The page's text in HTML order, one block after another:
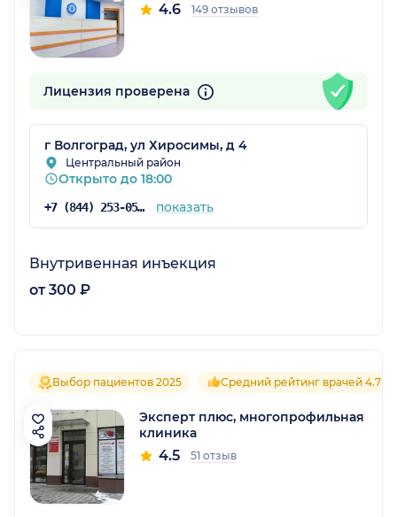
4.6 149 отзывов
Лицензия проверена
г Волгоград, ул Хиросимы, д 4
Центральный район
Открыто до 18:00
+7 (844) 253-05-05 показать
Внутривенная инъекция
от 300 ₽
Выбор пациентов 2025 Средний рейтинг врачей 4.7
Эксперт плюс, многопрофильная
клиника
4.5 51 отзыв